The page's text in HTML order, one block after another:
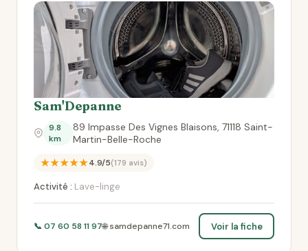
Sam'Depanne
9.8
km
89 Impasse Des Vignes Blaisons, 71118 Saint-
Martin-Belle-Roche
★★★★★4.9/5(179 avis)
Activité : Lave-linge
📞 07 60 58 11 97🌐 samdepanne71.com Voir la fiche